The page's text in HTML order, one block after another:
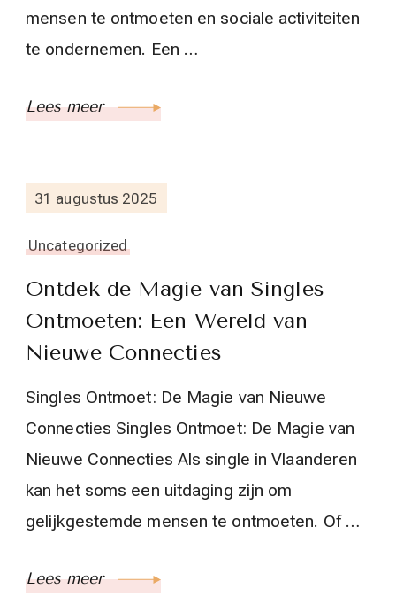
mensen te ontmoeten en sociale activiteiten
te ondernemen. Een …
Lees meer
31 augustus 2025
Uncategorized
Ontdek de Magie van Singles
Ontmoeten: Een Wereld van
Nieuwe Connecties
Singles Ontmoet: De Magie van Nieuwe
Connecties Singles Ontmoet: De Magie van
Nieuwe Connecties Als single in Vlaanderen
kan het soms een uitdaging zijn om
gelijkgestemde mensen te ontmoeten. Of …
Lees meer